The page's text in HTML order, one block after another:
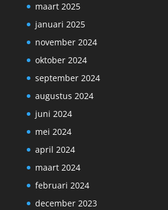
maart 2025
januari 2025
november 2024
oktober 2024
september 2024
augustus 2024
juni 2024
mei 2024
april 2024
maart 2024
februari 2024
december 2023